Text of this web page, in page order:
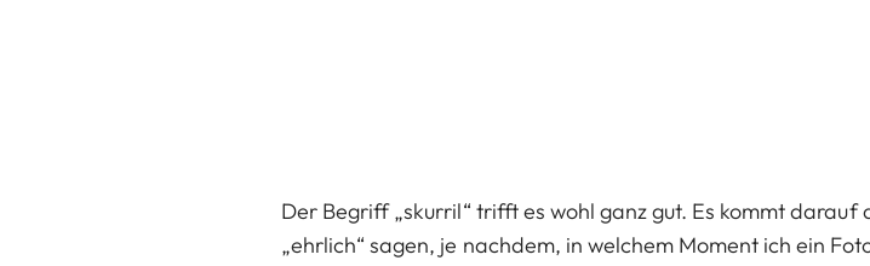
Der Begriff „skurril“ trifft es wohl ganz gut. Es kommt
„ehrlich“ sagen, je nachdem, in welchem Moment ich ein